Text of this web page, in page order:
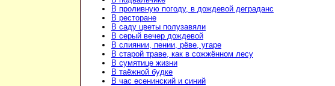
В проливную погоду, в дождевой деграданс
В ресторане
В саду цветы полузавяли
В серый вечер дождевой
В слиянии, пении, рёве, угаре
В старой траве, как в сожжённом лесу
В сумятице жизни
В таёжной будке
В час есенинский и синий